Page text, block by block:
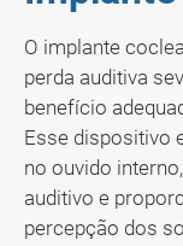
O implante
perda auditiva
benefício
Esse dispositivo
no ouvido
auditivo e
percepção dos